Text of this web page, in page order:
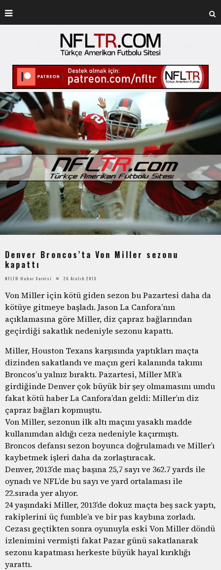
Denver Broncos’ta Von Miller sezonu
kapattı
NFLTR Haber Servisi 26 Aralık 2013
Von Miller için kötü giden sezon bu Pazartesi daha da
kötüye gitmeye başladı. Jason La Canfora’nın
açıklamasına göre Miller, diz çapraz bağlarından
geçirdiği sakatlık nedeniyle sezonu kapattı.
Miller, Houston Texans karşısında yaptıkları maçta
dizinden sakatlandı ve maçın geri kalanında takımı
Broncos’u yalnız bıraktı. Pazartesi, Miller MR’a
girdiğinde Denver çok büyük bir şey olmamasını umdu
fakat kötü haber La Canfora’dan geldi: Miller’ın diz
çapraz bağları kopmuştu.
Von Miller, sezonun ilk altı maçını yasaklı madde
kullanımdan aldığı ceza nedeniyle kaçırmıştı.
Broncos defansı sezon boyunca doğrulamadı ve Miller’ı
kaybetmek işleri daha da zorlaştıracak.
Denver, 2013’de maç başına 25,7 sayı ve 362.7 yards ile
oynadı ve NFL’de bu sayı ve yard ortalaması ile
22.sırada yer alıyor.
24 yaşındaki Miller, 2013’de dokuz maçta beş sack yaptı,
rakiplerini üç fumble’a ve bir pas kaybına zorladı.
Cezası geçtikten sonra oyunuyla eski Von Miller döndü
izlenimini vermişti fakat Pazar günü sakatlanarak
sezonu kapatması herkeste büyük hayal kırıklığı
yarattı.